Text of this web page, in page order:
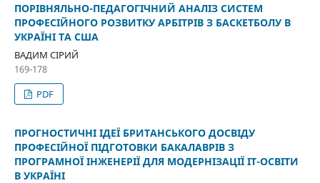
ПОРІВНЯЛЬНО-ПЕДАГОГІЧНИЙ АНАЛІЗ СИСТЕМ
ПРОФЕСІЙНОГО РОЗВИТКУ АРБІТРІВ З БАСКЕТБОЛУ В
УКРАЇНІ ТА США
ВАДИМ СІРИЙ
169-178
PDF
ПРОГНОСТИЧНІ ІДЕЇ БРИТАНСЬКОГО ДОСВІДУ
ПРОФЕСІЙНОЇ ПІДГОТОВКИ БАКАЛАВРІВ З
ПРОГРАМНОЇ ІНЖЕНЕРІЇ ДЛЯ МОДЕРНІЗАЦІЇ ІТ-ОСВІТИ
В УКРАЇНІ